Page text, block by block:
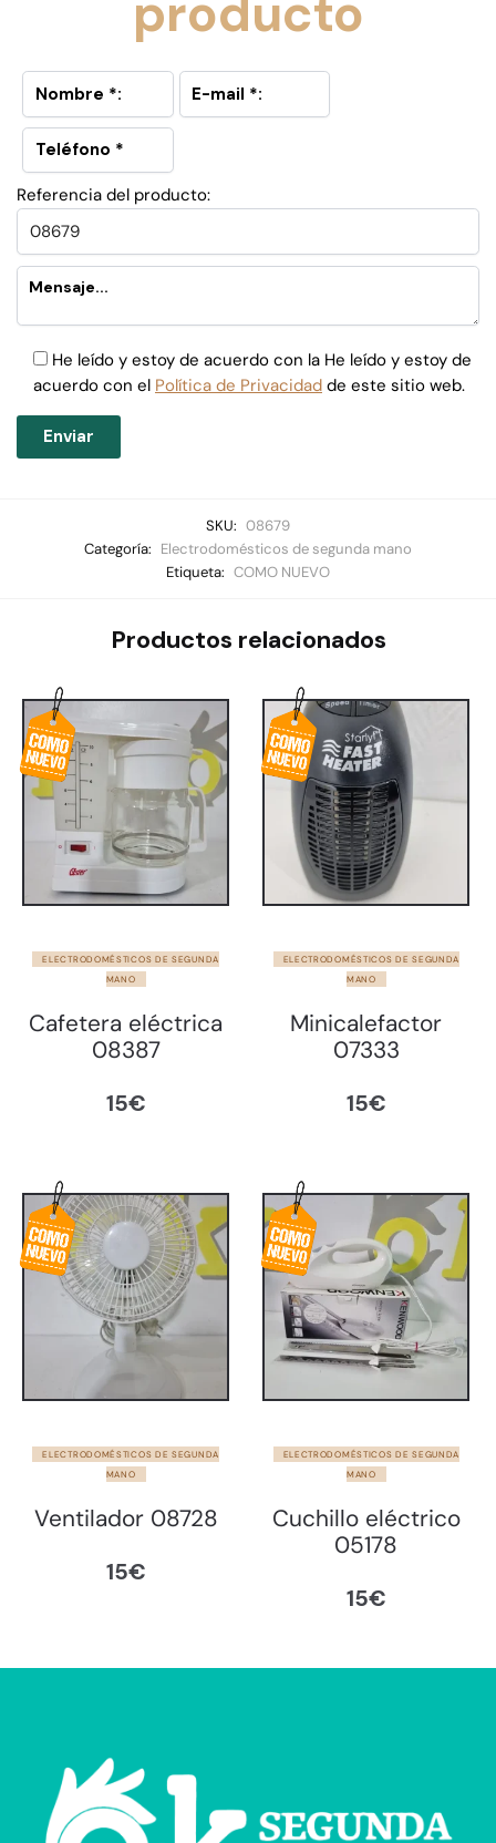
producto
Referencia del producto:
He leído y estoy de acuerdo con la He leído y estoy de
acuerdo con el Política de Privacidad de este sitio web.
SKU: 08679
Categoría: Electrodomésticos de segunda mano
Etiqueta: COMO NUEVO
Productos relacionados
ELECTRODOMÉSTICOS DE SEGUNDA
MANO
Cafetera eléctrica
08387
15€
ELECTRODOMÉSTICOS DE SEGUNDA
MANO
Minicalefactor
07333
15€
ELECTRODOMÉSTICOS DE SEGUNDA
MANO
Ventilador 08728
15€
ELECTRODOMÉSTICOS DE SEGUNDA
MANO
Cuchillo eléctrico
05178
15€